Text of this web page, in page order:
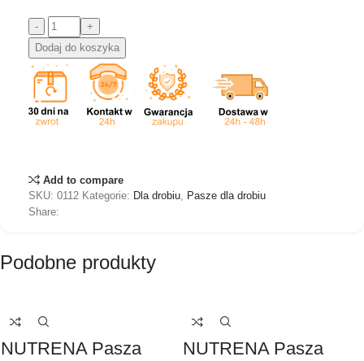
Dodaj do koszyka
Add to compare
SKU: 0112 Kategorie: Dla drobiu
Pasze dla drobiu
Share:
Podobne produkty
NUTRENA Pasza
NUTRENA Pasza